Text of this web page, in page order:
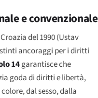
e convenzionale
del 1990 (Ustav
ancoraggi per i diritti
14garantisce che
goda di diritti e libertà,
dal sesso, dalla